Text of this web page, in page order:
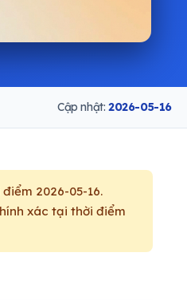
Cập nhật: 2026-05-16
2026-05-16.
xác tại thời điểm